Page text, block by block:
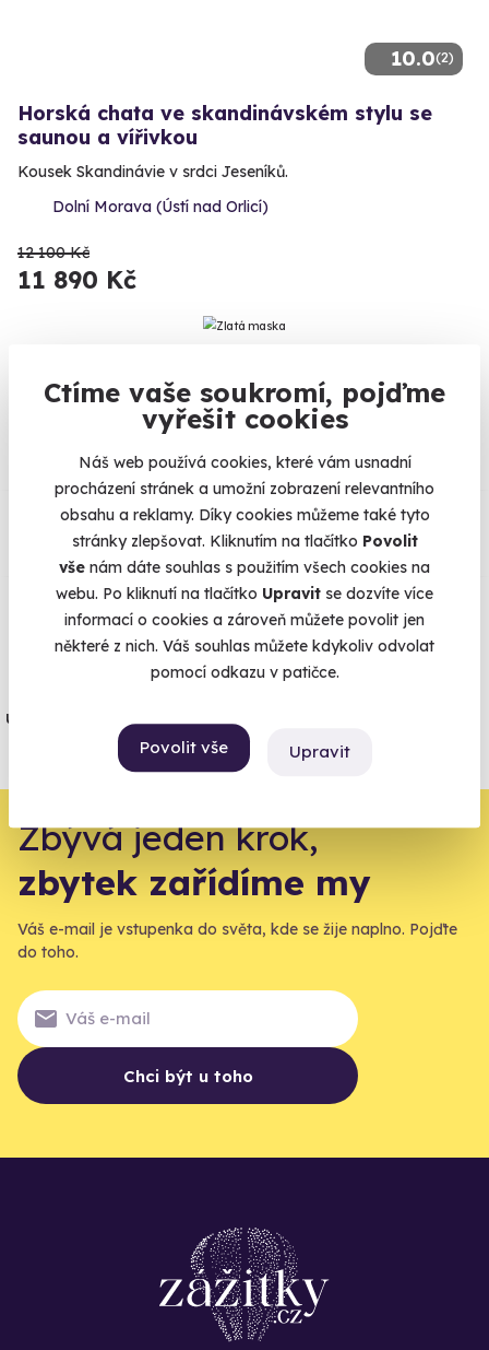
Ctíme vaše soukromí, pojďme
vyřešit cookies
Náš web používá cookies, které vám usnadní
procházení stránek a umožní zobrazení relevantního
obsahu a reklamy. Díky cookies můžeme také tyto
stránky zlepšovat. Kliknutím na tlačítko Povolit
vše nám dáte souhlas s použitím všech cookies na
webu. Po kliknutí na tlačítko Upravit se dozvíte více
informací o cookies a zároveň můžete povolit jen
některé z nich. Váš souhlas můžete kdykoliv odvolat
pomocí odkazu v patičce.
Povolit vše Upravit
10.0(2)
Horská chata ve skandinávském stylu se
saunou a vířivkou
Kousek Skandinávie v srdci Jeseníků.
Dolní Morava (Ústí nad Orlicí)
12 100 Kč
11 890 Kč
Na heureka.czmáme
96% spokojenost zákazníků.
Co si o nás myslí
Zobraz ohlasy
Vše umíme pojistit
Jeden nikdy neví. Máme nejvyšší
úrazové pojištění z nabídky zážitkových
agentur.
Vše o pojištění
Zbývá jeden krok,
zbytek zařídíme my
Váš e-mail je vstupenka do světa, kde se žije naplno. Pojďte
do toho.
Chci být u toho